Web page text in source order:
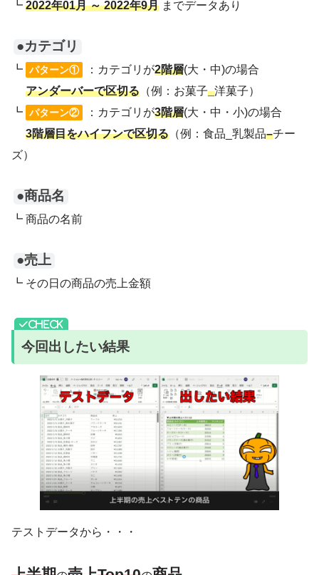
┗ 2022年01月 ～ 2022年9月 までデータあり
●カテゴリ
┗ パターン① ：カテゴリが2階層(大・中)の場合
アンダーバーで区切る （例：お菓子_洋菓子）
┗ パターン② ：カテゴリが3階層(大・中・小)の場合
3階層目をハイフンで区切る （例：食品_乳製品–チー
ズ）
●商品名
┗ 商品の名前
●売上
┗ その日の商品の売上金額
今回出したい結果
テストデータから・・・